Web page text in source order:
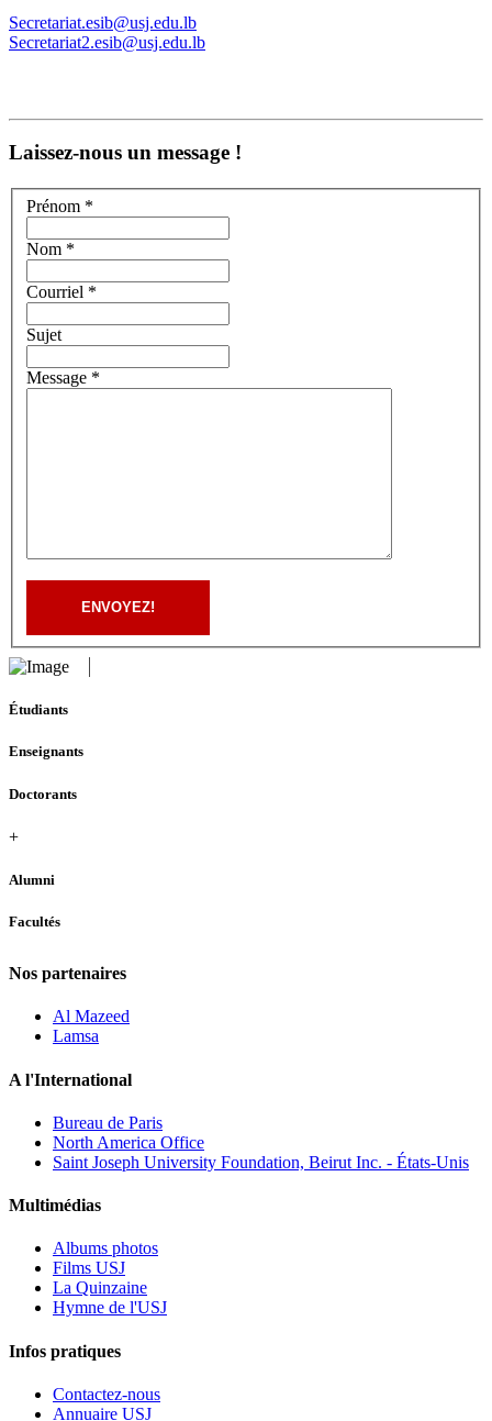
Secretariat.esib@usj.edu.lb
Secretariat2.esib@usj.edu.lb
Laissez-nous un message !
Prénom *
Nom *
Courriel *
Sujet
Message *
ENVOYEZ!
Étudiants
Enseignants
Doctorants
+
Alumni
Facultés
Nos partenaires
Al Mazeed
Lamsa
A l'International
Bureau de Paris
North America Office
Saint Joseph University Foundation, Beirut Inc. - États-Unis
Multimédias
Albums photos
Films USJ
La Quinzaine
Hymne de l'USJ
Infos pratiques
Contactez-nous
Annuaire USJ